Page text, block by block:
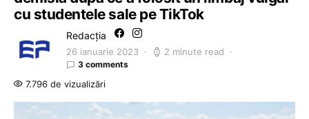
cu studentele sale pe TikTok
Redacția
26 ianuarie 2023 2 minute read
3 comments
7.796 de vizualizări